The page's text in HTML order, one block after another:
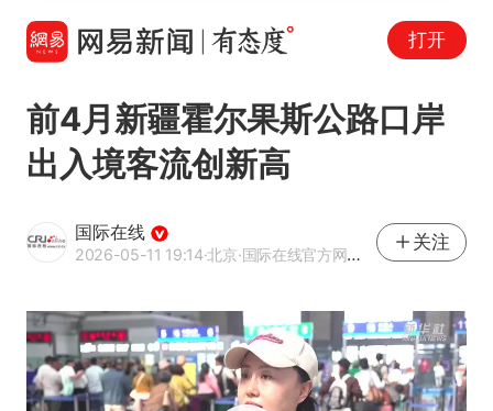
打开
前4月新疆霍尔果斯公路口岸
出入境客流创新高
国际在线
2026-05-11 19:14·北京·国际在线官方网易号
关注